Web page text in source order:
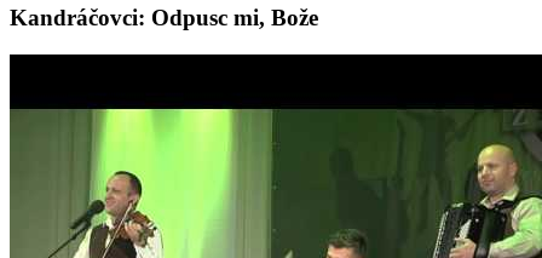
Kandráčovci: Odpusc mi, Bože